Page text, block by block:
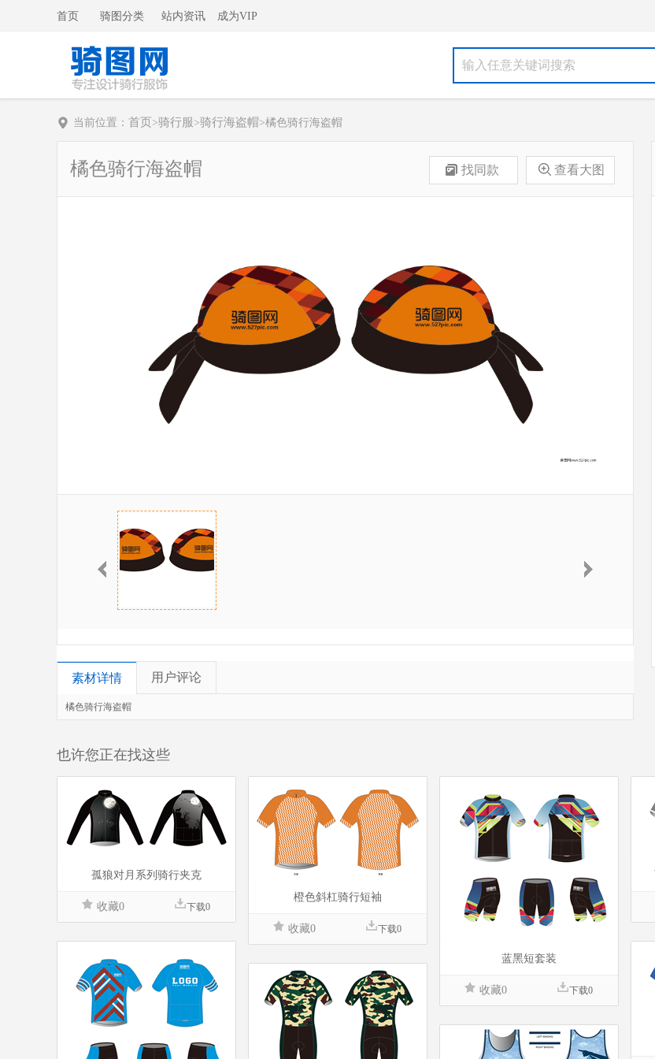
首页 骑图分类 站内资讯 成为VIP
当前位置： 首页>骑行服 >骑行海盗帽>橘色骑行海盗帽
橘色骑行海盗帽 找同款 查看大图
素材详情 用户评论
橘色骑行海盗帽
也许您正在找这些
孤狼对月系列骑行夹克
收藏0 下载0
橙色斜杠骑行短袖
收藏0 下载0
蓝黑短套装
收藏0 下载0